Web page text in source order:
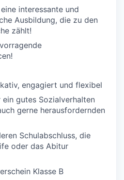
interessante und
Ausbildung, die zu den
zählt!
engagiert und flexibel
gutes Sozialverhalten
gerne herausfordernden
Schulabschluss, die
oder das Abitur
Klasse B